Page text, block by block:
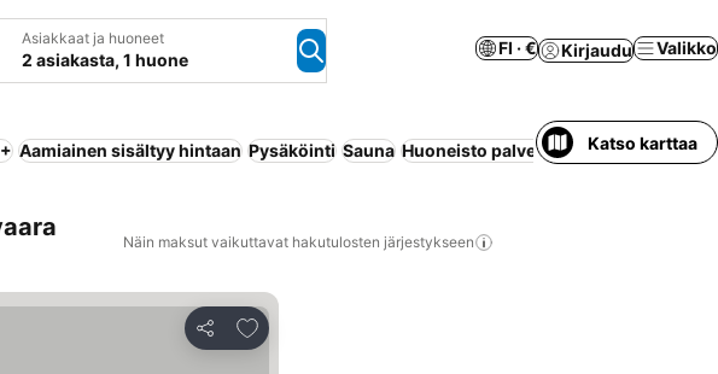
Asiakkaat ja huoneet
2 asiakasta, 1 huone
FI · € Kirjaudu Valikko
Aamiainen sisältyy hintaan Pysäköinti Sauna Huoneisto palveluilla Koko talo/
Katso karttaa
Näin maksut vaikuttavat hakutulosten järjestykseen
Jaa
Lisää suosikkeihin